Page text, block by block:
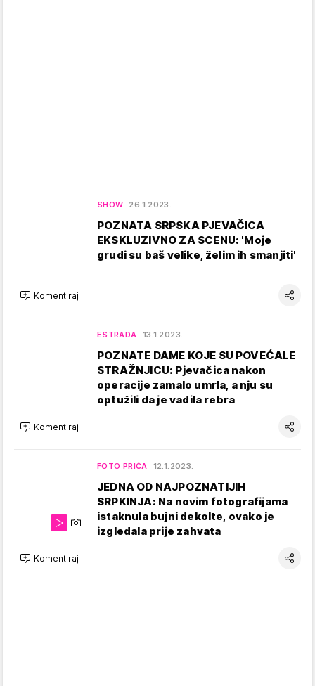
SHOW 26.1.2023.
POZNATA SRPSKA PJEVAČICA
EKSKLUZIVNO ZA SCENU: 'Moje
grudi su baš velike, želim ih smanjiti'
Komentiraj
ESTRADA 13.1.2023.
POZNATE DAME KOJE SU POVEĆALE
STRAŽNJICU: Pjevačica nakon
operacije zamalo umrla, a nju su
optužili da je vadila rebra
Komentiraj
FOTO PRIČA 12.1.2023.
JEDNA OD NAJPOZNATIJIH
SRPKINJA: Na novim fotografijama
istaknula bujni dekolte, ovako je
izgledala prije zahvata
Komentiraj